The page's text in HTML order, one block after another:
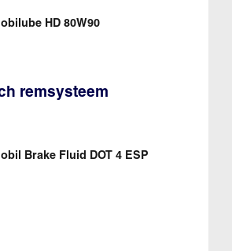
HD 80W90
remsysteem
Brake Fluid DOT 4 ESP